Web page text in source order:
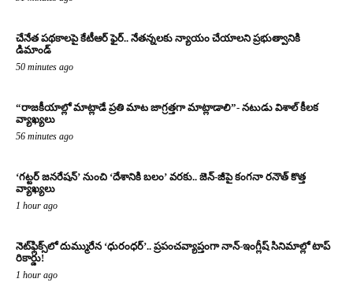
చేనేత పథకాలపై కేటీఆర్ ఫైర్.. నేతన్నలకు న్యాయం చేయాలని ప్రభుత్వానికి
డిమాండ్
50 minutes ago
“రాజకీయాల్లో మాట్లాడే ప్రతి మాట జాగ్రత్తగా మాట్లాడాలి”- నటుడు విశాల్ కీలక
వ్యాఖ్యలు
56 minutes ago
‘గట్టర్ జనరేషన్’ నుంచి ‘దేశానికి బలం’ వరకు.. జెన్-జీపై కంగనా రనౌత్ కొత్త
వ్యాఖ్యలు
1 hour ago
నెట్‌ఫ్లిక్స్‌లో దుమ్మురేన ‘ధురంధర్’.. ప్రపంచవ్యాప్తంగా నాన్-ఇంగ్లీష్ సినిమాల్లో టాప్
రికార్డు!
1 hour ago